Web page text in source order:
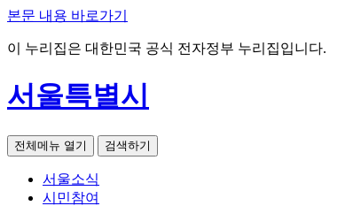
본문 내용 바로가기
이 누리집은 대한민국 공식 전자정부 누리집입니다.
서울특별시
전체메뉴 열기 검색하기
서울소식
시민참여